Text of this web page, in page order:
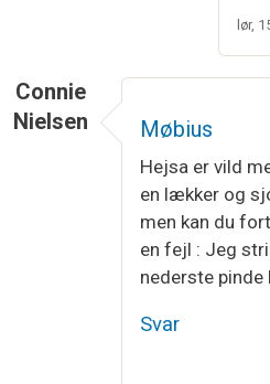
lør,
Connie
Nielsen
Møbius
Hejsa er vild
en lækker og
men kan du
en fejl : Jeg
nederste pinde
Svar